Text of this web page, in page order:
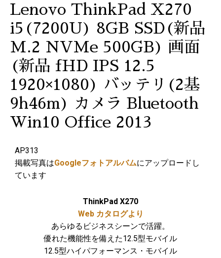
Lenovo ThinkPad X270
i5(7200U) 8GB SSD(新品
M.2 NVMe 500GB) 画面
(新品 fHD IPS 12.5
1920×1080) バッテリ(2基
9h46m) カメラ Bluetooth
Win10 Office 2013
AP313
掲載写真はGoogleフォトアルバムにアップロードし
ています
ThinkPad X270
Web カタログより
あらゆるビジネスシーンで活躍。
優れた機能性を備えた12.5型モバイル
12.5型ハイパフォーマンス・モバイル